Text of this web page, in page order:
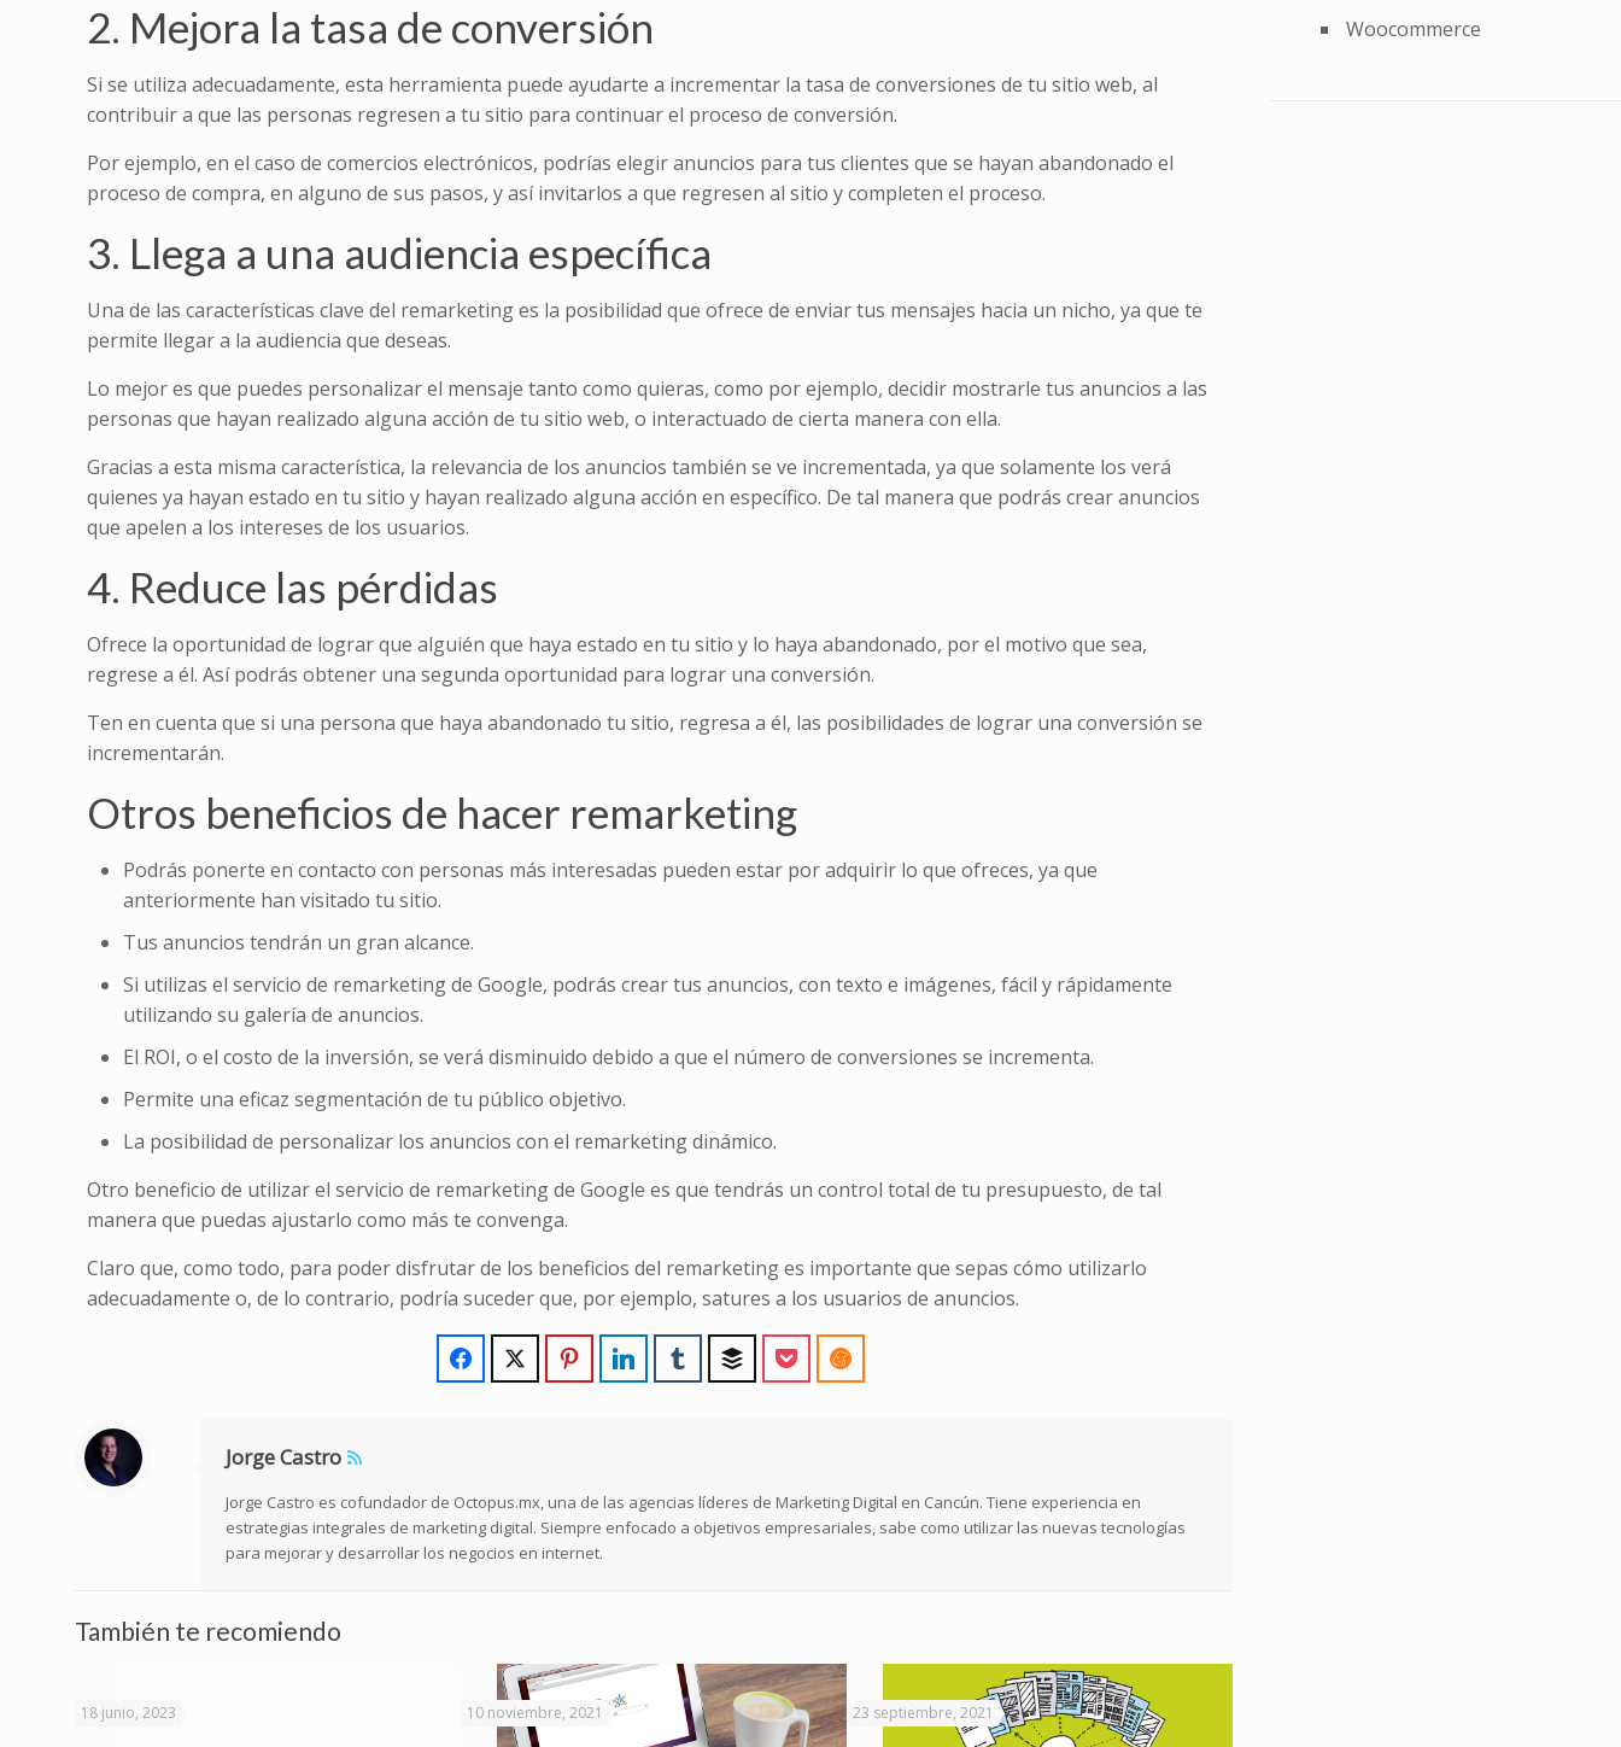
2. Mejora la tasa de conversión
Si se utiliza adecuadamente, esta herramienta puede ayudarte a incrementar la tasa de conversiones de tu sitio web, al
contribuir a que las personas regresen a tu sitio para continuar el proceso de conversión.
Por ejemplo, en el caso de comercios electrónicos, podrías elegir anuncios para tus clientes que se hayan abandonado el
proceso de compra, en alguno de sus pasos, y así invitarlos a que regresen al sitio y completen el proceso.
3. Llega a una audiencia específica
Una de las características clave del remarketing es la posibilidad que ofrece de enviar tus mensajes hacia un nicho, ya que te
permite llegar a la audiencia que deseas.
Lo mejor es que puedes personalizar el mensaje tanto como quieras, como por ejemplo, decidir mostrarle tus anuncios a las
personas que hayan realizado alguna acción de tu sitio web, o interactuado de cierta manera con ella.
Gracias a esta misma característica, la relevancia de los anuncios también se ve incrementada, ya que solamente los verá
quienes ya hayan estado en tu sitio y hayan realizado alguna acción en específico. De tal manera que podrás crear anuncios
que apelen a los intereses de los usuarios.
4. Reduce las pérdidas
Ofrece la oportunidad de lograr que alguién que haya estado en tu sitio y lo haya abandonado, por el motivo que sea,
regrese a él. Así podrás obtener una segunda oportunidad para lograr una conversión.
Ten en cuenta que si una persona que haya abandonado tu sitio, regresa a él, las posibilidades de lograr una conversión se
incrementarán.
Otros beneficios de hacer remarketing
Podrás ponerte en contacto con personas más interesadas pueden estar por adquirir lo que ofreces, ya que
anteriormente han visitado tu sitio.
Tus anuncios tendrán un gran alcance.
Si utilizas el servicio de remarketing de Google, podrás crear tus anuncios, con texto e imágenes, fácil y rápidamente
utilizando su galería de anuncios.
El ROI, o el costo de la inversión, se verá disminuido debido a que el número de conversiones se incrementa.
Permite una eficaz segmentación de tu público objetivo.
La posibilidad de personalizar los anuncios con el remarketing dinámico.
Otro beneficio de utilizar el servicio de remarketing de Google es que tendrás un control total de tu presupuesto, de tal
manera que puedas ajustarlo como más te convenga.
Claro que, como todo, para poder disfrutar de los beneficios del remarketing es importante que sepas cómo utilizarlo
adecuadamente o, de lo contrario, podría suceder que, por ejemplo, satures a los usuarios de anuncios.
Jorge Castro
Jorge Castro es cofundador de Octopus.mx, una de las agencias líderes de Marketing Digital en Cancún. Tiene experiencia en
estrategias integrales de marketing digital. Siempre enfocado a objetivos empresariales, sabe como utilizar las nuevas tecnologías
para mejorar y desarrollar los negocios en internet.
También te recomiendo
18 junio, 2023 10 noviembre, 2021 23 septiembre, 2021
Woocommerce